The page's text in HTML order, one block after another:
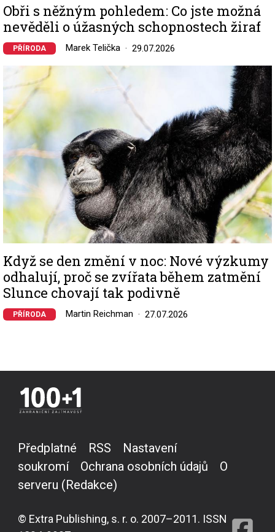
Obři s něžným pohledem: Co jste možná
nevěděli o úžasných schopnostech žiraf
PŘÍRODA Marek Telička 29.07.2026
Image
Když se den změní v noc: Nové výzkumy
odhalují, proč se zvířata během zatmění
Slunce chovají tak podivně
PŘÍRODA Martin Reichman 27.07.2026
Předplatné RSS
Nastavení
soukromí
Ochrana osobních údajů
O
serveru (Redakce)
© Extra Publishing, s. r. o. 2007–2011. ISSN